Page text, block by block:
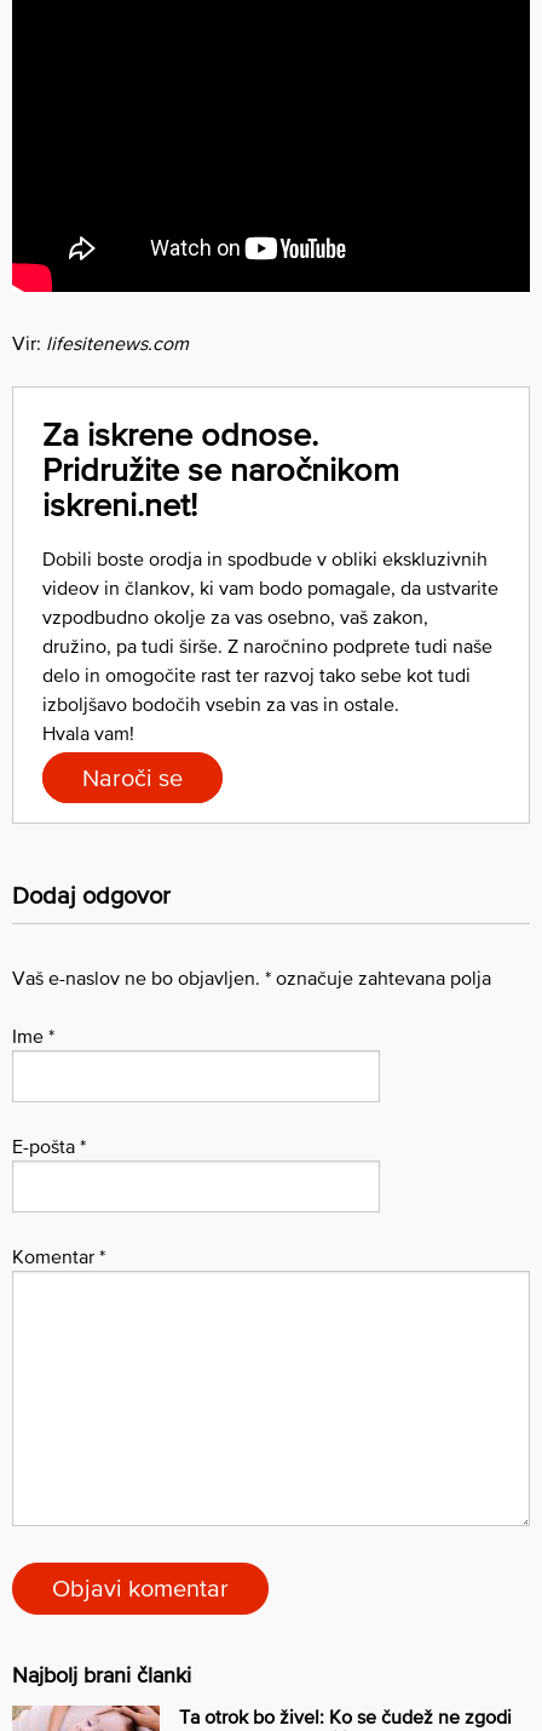
Vir: lifesitenews.com
Za iskrene odnose.
Pridružite se naročnikom
iskreni.net!
Dobili boste orodja in spodbude v obliki ekskluzivnih
videov in člankov, ki vam bodo pomagale, da ustvarite
vzpodbudno okolje za vas osebno, vaš zakon,
družino, pa tudi širše. Z naročnino podprete tudi naše
delo in omogočite rast ter razvoj tako sebe kot tudi
izboljšavo bodočih vsebin za vas in ostale.
Hvala vam!
Naroči se
Dodaj odgovor
Vaš e-naslov ne bo objavljen. * označuje zahtevana polja
Ime *
E-pošta *
Komentar *
Najbolj brani članki
Ta otrok bo živel: Ko se čudež ne zgodi